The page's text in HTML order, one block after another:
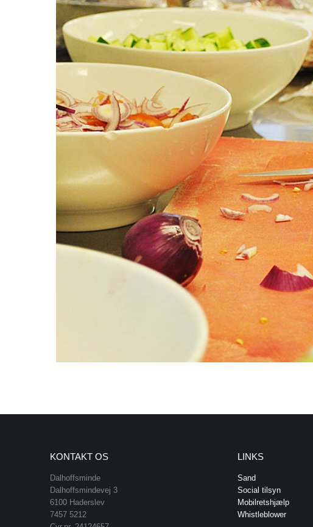
KONTAKT OS
Dalhoffsminde
Dalhoffsmindevej 3
6100 Haderslev
7457 5212
LINKS
Sand
Social tilsyn
Mobilretshjælp
Whistleblower